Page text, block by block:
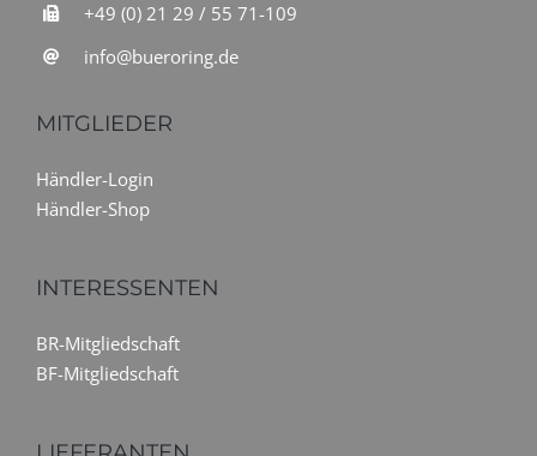
+49 (0) 21 29 / 55 71-109
info@bueroring.de
MITGLIEDER
Händler-Login
Händler-Shop
INTERESSENTEN
BR-Mitgliedschaft
BF-Mitgliedschaft